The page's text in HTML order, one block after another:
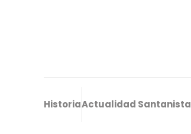
HistoriaActualidad Santanista